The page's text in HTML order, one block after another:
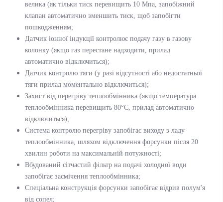
велика (як тільки тиск перевищить 10 Мпа, запобіжний
клапан автоматично зменшить тиск, щоб запобігти
пошкодженням;
Датчик іонної індукції контролює подачу газу в газову
колонку (якщо газ перестане надходити, прилад
автоматично відключиться);
Датчик контролю тяги (у разі відсутності або недостатньої
тяги прилад моментально відключиться);
Захист від перегріву теплообмінника (якщо температура
теплообмінника перевищить 80°С, прилад автоматично
відключиться);
Система контролю перегріву запобігає виходу з ладу
теплообмінника, шляхом відключення форсунки після 20
хвилин роботи на максимальній потужності;
Вбудований сітчастий фільтр на подачі холодної води
запобігає засмічення теплообмінника;
Спеціальна конструкція форсунки запобігає відрив полум'я
від сопел;